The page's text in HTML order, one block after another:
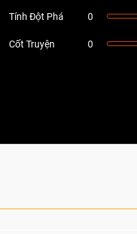
Tính Đột Phá 0
Cốt Truyện 0